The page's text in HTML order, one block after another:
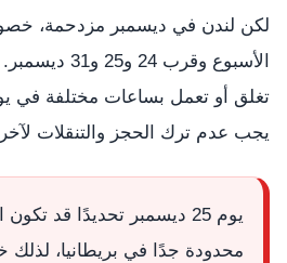
لكن لندن في ديسمبر مزدحمة،
الأسبوع وقرب
تغلق أو تعمل بساعات مختلفة في
يجب عدم ترك الحجز والتنقلات
يوم 25 ديسمبر تحديدًا قد
محدودة جدًا في بريطانيا، لذلك